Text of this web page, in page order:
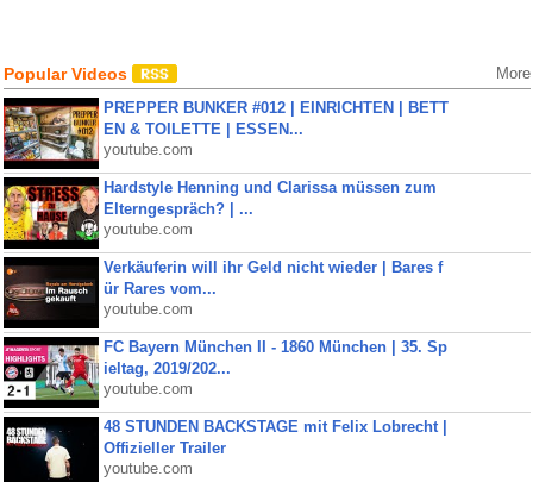
Popular Videos More
PREPPER BUNKER #012 | EINRICHTEN | BETT
EN & TOILETTE | ESSEN...
youtube.com
Hardstyle Henning und Clarissa müssen zum
Elterngespräch? | ...
youtube.com
Verkäuferin will ihr Geld nicht wieder | Bares f
ür Rares vom...
youtube.com
FC Bayern München II - 1860 München | 35. Sp
ieltag, 2019/202...
youtube.com
48 STUNDEN BACKSTAGE mit Felix Lobrecht |
Offizieller Trailer
youtube.com